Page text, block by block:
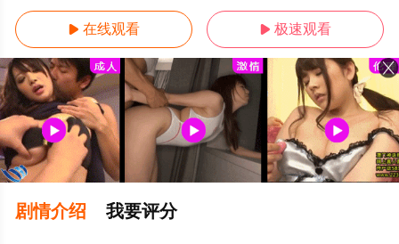
 在线观看  极速观看
剧情介绍 我要评分